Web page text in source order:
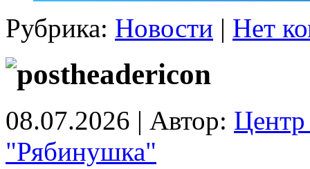
Рубрика: Новости | Нет
08.07.2026 | Автор: Центр
"Рябинушка"